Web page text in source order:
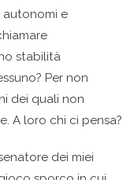
autonomi e
stabilità
Per non
dei quali non
A loro chi ci pensa?
dei miei